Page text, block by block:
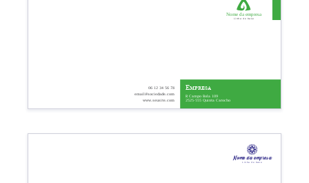
R Campo Bola 109
2525-555 Quinta Carocho
06 12 34 56 78
www.seusite.com
email@sociedade.com
Empresa
Nome da empresa
Linha de base
Nome da empresa
Linha de base